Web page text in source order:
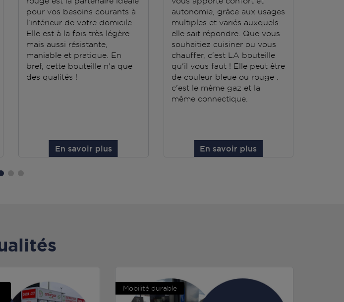
pour vos besoins courants à
l'intérieur de votre domicile.
Elle est à la fois très légère
mais aussi résistante,
maniable et pratique. En
bref, cette bouteille n'a que
des qualités !
En savoir plus
autonomie, grâce aux usages
multiples et variés auxquels
elle sait répondre. Que vous
souhaitiez cuisiner ou vous
chauffer, c'est LA bouteille
qu'il vous faut ! Elle peut être
de couleur bleue ou rouge :
c'est le même gaz et la
même connectique.
En savoir plus
Mobilité durable